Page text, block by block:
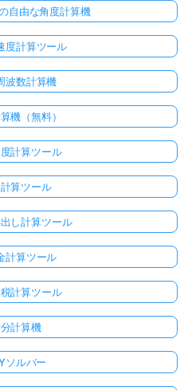
自由な角度計算機
度計算ツール
波数計算機
機（無料）
計算ツール
算ツール
し計算ツール
計算ツール
計算ツール
計算機
ソルバー